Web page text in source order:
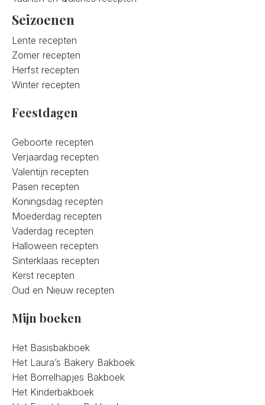
Seizoenen
Lente recepten
Zomer recepten
Herfst recepten
Winter recepten
Feestdagen
Geboorte recepten
Verjaardag recepten
Valentijn recepten
Pasen recepten
Koningsdag recepten
Moederdag recepten
Vaderdag recepten
Halloween recepten
Sinterklaas recepten
Kerst recepten
Oud en Nieuw recepten
Mijn boeken
Het Basisbakboek
Het Laura’s Bakery Bakboek
Het Borrelhapjes Bakboek
Het Kinderbakboek